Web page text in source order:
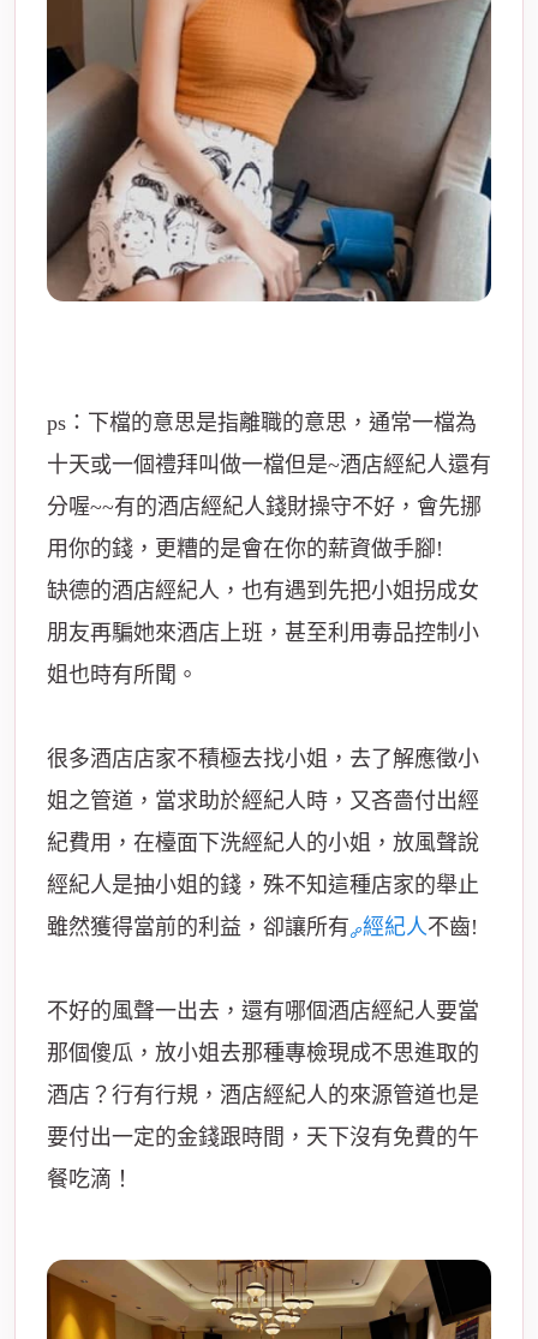
ps：下檔的意思是指離職的意思，通常一檔為
十天或一個禮拜叫做一檔但是~酒店經紀人還有
分喔~~有的酒店經紀人錢財操守不好，會先挪
用你的錢，更糟的是會在你的薪資做手腳!
缺德的酒店經紀人，也有遇到先把小姐拐成女
朋友再騙她來酒店上班，甚至利用毒品控制小
姐也時有所聞。
很多酒店店家不積極去找小姐，去了解應徵小
姐之管道，當求助於經紀人時，又吝嗇付出經
紀費用，在檯面下洗經紀人的小姐，放風聲說
經紀人是抽小姐的錢，殊不知這種店家的舉止
雖然獲得當前的利益，卻讓所有 經紀人不齒!
不好的風聲一出去，還有哪個酒店經紀人要當
那個傻瓜，放小姐去那種專檢現成不思進取的
酒店？行有行規，酒店經紀人的來源管道也是
要付出一定的金錢跟時間，天下沒有免費的午
餐吃滴！